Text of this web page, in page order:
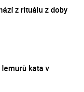
z rituálu z doby
kata v